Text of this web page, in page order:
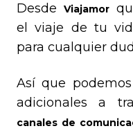
Desde Viajamor
el viaje de tu
para cualquier
Así que
adicionales a
canales de